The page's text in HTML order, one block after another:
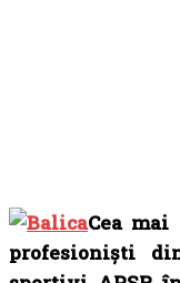
Cea mai
profesioniști